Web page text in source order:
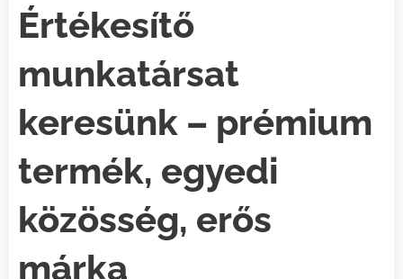
Értékesítő
munkatársat
keresünk – prémium
termék, egyedi
közösség, erős
márka